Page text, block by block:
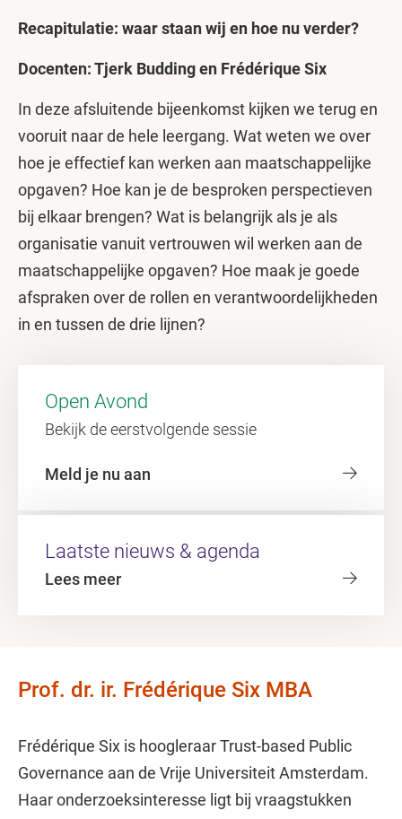
Recapitulatie: waar staan wij en hoe nu verder?
Docenten: Tjerk Budding en Frédérique Six
In deze afsluitende bijeenkomst kijken we terug en
vooruit naar de hele leergang. Wat weten we over
hoe je effectief kan werken aan maatschappelijke
opgaven? Hoe kan je de besproken perspectieven
bij elkaar brengen? Wat is belangrijk als je als
organisatie vanuit vertrouwen wil werken aan de
maatschappelijke opgaven? Hoe maak je goede
afspraken over de rollen en verantwoordelijkheden
in en tussen de drie lijnen?
Open Avond
Bekijk de eerstvolgende sessie
Meld je nu aan
Laatste nieuws & agenda
Lees meer
Prof. dr. ir. Frédérique Six MBA
Frédérique Six is hoogleraar Trust-based Public
Governance aan de Vrije Universiteit Amsterdam.
Haar onderzoeksinteresse ligt bij vraagstukken